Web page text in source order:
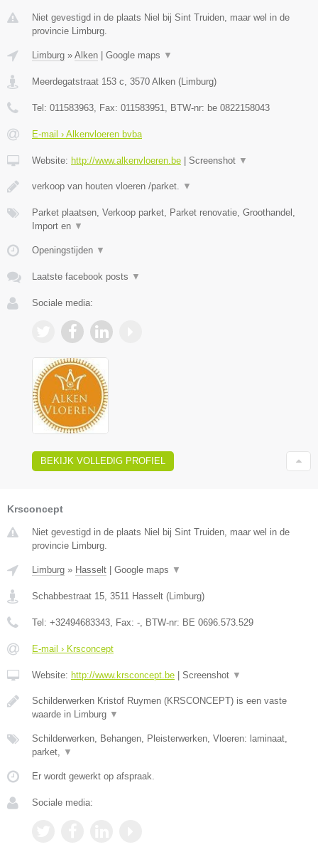
Niet gevestigd in de plaats Niel bij Sint Truiden, maar wel in de
provincie Limburg.
Limburg » Alken Google maps ▼
Meerdegatstraat 153 c, 3570 Alken (Limburg)
Tel: 011583963, Fax: 011583951, BTW-nr: be 0822158043
E-mail › Alkenvloeren bvba
Website: http://www.alkenvloeren.be Screenshot ▼
verkoop van houten vloeren /parket. ▼
Parket plaatsen, Verkoop parket, Parket renovatie, Groothandel,
Import en ▼
Openingstijden ▼
Laatste facebook posts ▼
Sociale media:
BEKIJK VOLLEDIG PROFIEL
Krsconcept
Niet gevestigd in de plaats Niel bij Sint Truiden, maar wel in de
provincie Limburg.
Limburg » Hasselt Google maps ▼
Schabbestraat 15, 3511 Hasselt (Limburg)
Tel: +32494683343, Fax: -, BTW-nr: BE 0696.573.529
E-mail › Krsconcept
Website: http://www.krsconcept.be Screenshot ▼
Schilderwerken Kristof Ruymen (KRSCONCEPT) is een vaste
waarde in Limburg ▼
Schilderwerken, Behangen, Pleisterwerken, Vloeren: laminaat,
parket, ▼
Er wordt gewerkt op afspraak.
Sociale media: